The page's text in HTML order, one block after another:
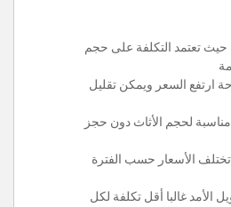
حيث تعتمد التكلفة على حجم
ارتفع السعر ويمكن تقليل
لحجم الأثاث دون حجز
الأسعار حسب الفترة
الأمد غالبا أقل تكلفة لكل